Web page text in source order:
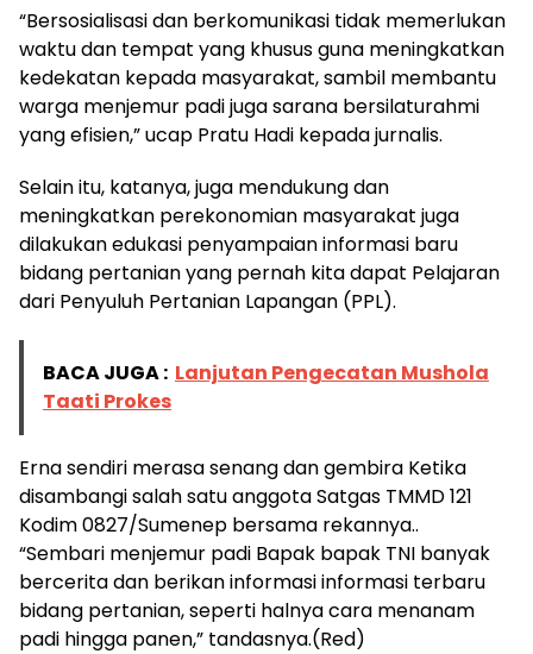
“Bersosialisasi dan berkomunikasi tidak memerlukan
waktu dan tempat yang khusus guna meningkatkan
kedekatan kepada masyarakat, sambil membantu
warga menjemur padi juga sarana bersilaturahmi
yang efisien,” ucap Pratu Hadi kepada jurnalis.
Selain itu, katanya, juga mendukung dan
meningkatkan perekonomian masyarakat juga
dilakukan edukasi penyampaian informasi baru
bidang pertanian yang pernah kita dapat Pelajaran
dari Penyuluh Pertanian Lapangan (PPL).
BACA JUGA : Lanjutan Pengecatan Mushola
Taati Prokes
Erna sendiri merasa senang dan gembira Ketika
disambangi salah satu anggota Satgas TMMD 121
Kodim 0827/Sumenep bersama rekannya..
“Sembari menjemur padi Bapak bapak TNI banyak
bercerita dan berikan informasi informasi terbaru
bidang pertanian, seperti halnya cara menanam
padi hingga panen,” tandasnya.(Red)